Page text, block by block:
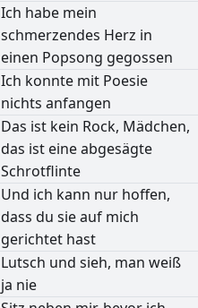
Ich habe mein
schmerzendes Herz in
einen Popsong gegossen
Ich konnte mit Poesie
nichts anfangen
Das ist kein Rock, Mädchen,
das ist eineabgesägte
Schrotflinte
Und ich kann nur hoffen,
dass du sieauf mich
gerichtet hast
Lutsch und sieh, man weiß
ja nie